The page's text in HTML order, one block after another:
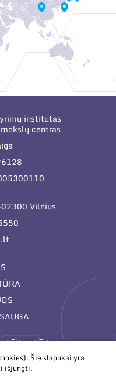
institutas
centras
Vilnius
Šie slapukai yra
išjungti.